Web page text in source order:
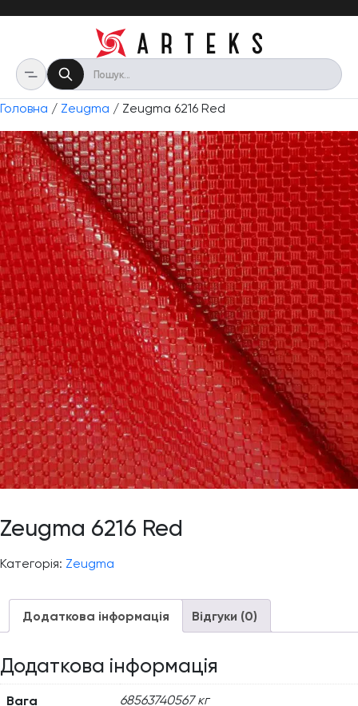
Головна / Zeugma / Zeugma 6216 Red
Zeugma 6216 Red
Категорія: Zeugma
Додаткова інформація Відгуки (0)
Додаткова інформація
Вага 68563740567 кг